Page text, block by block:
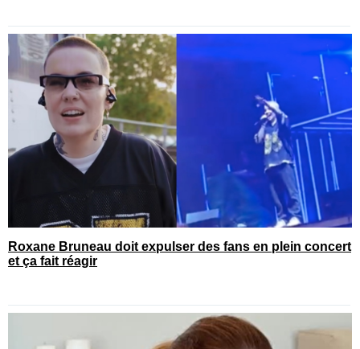
Roxane Bruneau doit expulser des fans en plein concert
et ça fait réagir